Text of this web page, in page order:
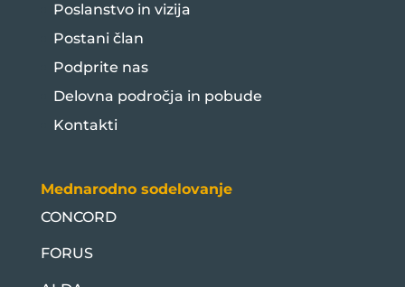
Poslanstvo in vizija
Postani član
Podprite nas
Delovna področja in pobude
Kontakti
Mednarodno sodelovanje
CONCORD
FORUS